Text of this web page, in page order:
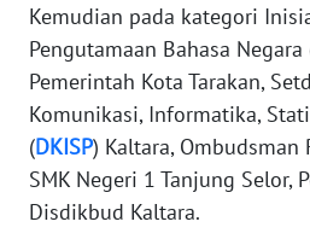
Kemudian pada kategori
Pengutamaan Bahasa
Pemerintah Kota Tarakan,
Komunikasi, Informatika,
(DKISP) Kaltara, Ombudsman
SMK Negeri 1 Tanjung Selor,
Disdikbud Kaltara.
WN
SULTENG
WN
SULBAR
WN
BABEL